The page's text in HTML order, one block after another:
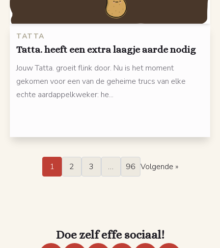
TATTA
Tatta. heeft een extra laagje aarde nodig
Jouw Tatta. groeit flink door. Nu is het moment
gekomen voor een van de geheime trucs van elke
echte aardappelkweker: he...
1 2 3 … 96 Volgende »
Doe zelf effe sociaal!